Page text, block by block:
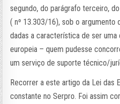
segundo, do parágrafo terceiro,
( nº 13.303/16), sob o argumento
dadas a característica de ser uma
europeia – quem pudesse
um serviço de suporte técnico/
Recorrer a este artigo da Lei das
constante no Serpro. Foi assim